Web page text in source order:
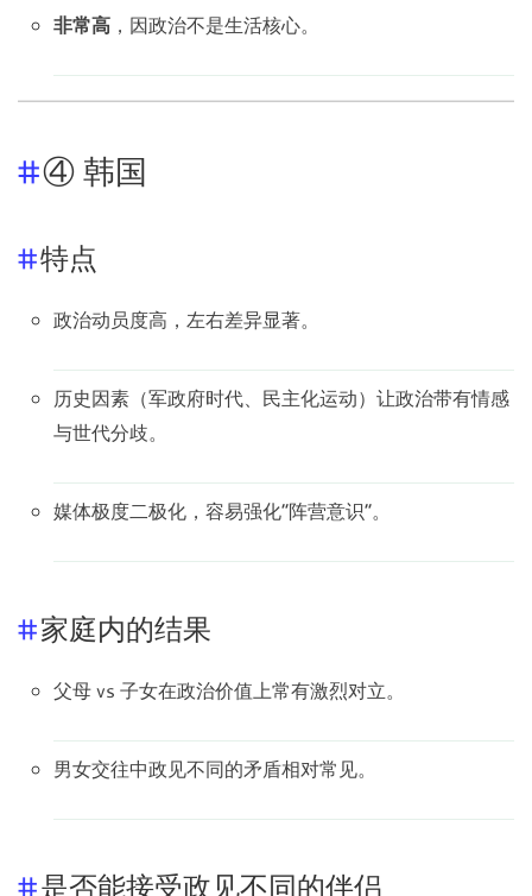
非常高 ，因政治不是生活核心。
④ 韩国
特点
政治动员度高，左右差异显著。
历史因素（军政府时代、民主化运动）让政治带有情感
与世代分歧。
媒体极度二极化，容易强化“阵营意识”。
家庭内的结果
父母 vs 子女在政治价值上常有激烈对立。
男女交往中政见不同的矛盾相对常见。
是否能接受政见不同的伴侣